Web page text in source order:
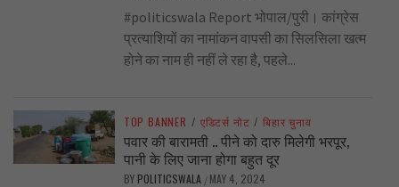
#politicswala Report भोपाल/पुरी। कांग्रेस
प्रत्याशियों का नामांकन वापसी का सिलसिला खत्म
होने का नाम ही नहीं ले रहा है, पहले...
TOP BANNER / एडिटर्स नोट / बिहार चुनाव
पवार की बारामती .. पीने को दारु मिलेगी भरपूर,
पानी के लिए जाना होगा बहुत दूर
BY POLITICSWALA / MAY 4, 2024